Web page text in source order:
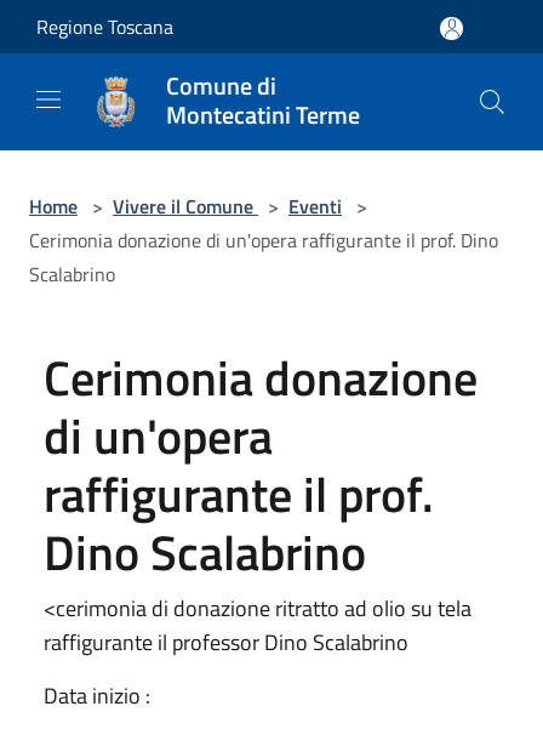
Salta al contenuto principale
Regione Toscana
Comune di
Montecatini Terme
Home > Vivere il Comune > Eventi >
Cerimonia donazione di un'opera raffigurante il prof. Dino
Scalabrino
Cerimonia donazione
di un'opera
raffigurante il prof.
Dino Scalabrino
<cerimonia di donazione ritratto ad olio su tela
raffigurante il professor Dino Scalabrino
Data inizio :